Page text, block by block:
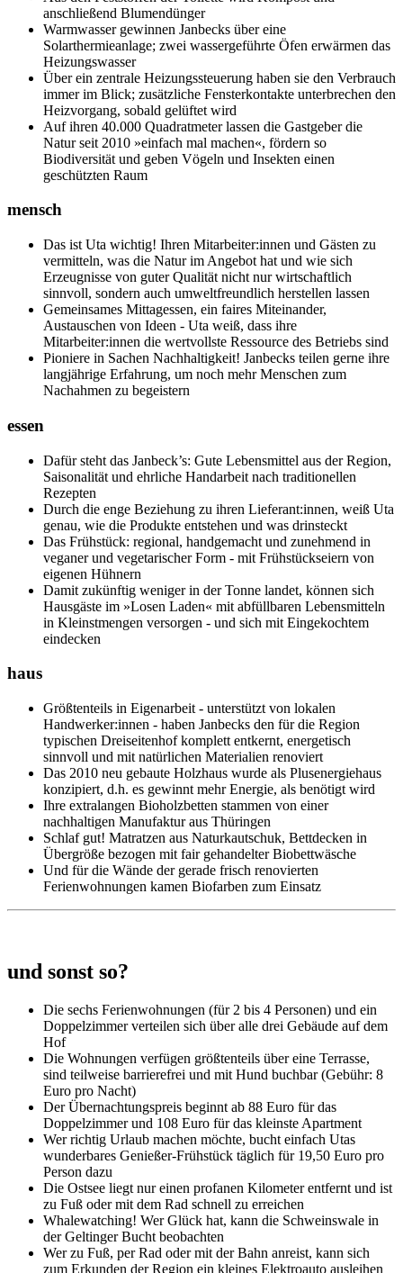
anschließend Blumendünger
Warmwasser gewinnen Janbecks über eine
Solarthermieanlage; zwei wassergeführte Öfen erwärmen das
Heizungswasser
Über ein zentrale Heizungssteuerung haben sie den Verbrauch
immer im Blick; zusätzliche Fensterkontakte unterbrechen den
Heizvorgang, sobald gelüftet wird
Auf ihren 40.000 Quadratmeter lassen die Gastgeber die
Natur seit 2010 »einfach mal machen«, fördern so
Biodiversität und geben Vögeln und Insekten einen
geschützten Raum
mensch
Das ist Uta wichtig! Ihren Mitarbeiter:innen und Gästen zu
vermitteln, was die Natur im Angebot hat und wie sich
Erzeugnisse von guter Qualität nicht nur wirtschaftlich
sinnvoll, sondern auch umweltfreundlich herstellen lassen
Gemeinsames Mittagessen, ein faires Miteinander,
Austauschen von Ideen - Uta weiß, dass ihre
Mitarbeiter:innen die wertvollste Ressource des Betriebs sind
Pioniere in Sachen Nachhaltigkeit! Janbecks teilen gerne ihre
langjährige Erfahrung, um noch mehr Menschen zum
Nachahmen zu begeistern
essen
Dafür steht das Janbeck’s: Gute Lebensmittel aus der Region,
Saisonalität und ehrliche Handarbeit nach traditionellen
Rezepten
Durch die enge Beziehung zu ihren Lieferant:innen, weiß Uta
genau, wie die Produkte entstehen und was drinsteckt
Das Frühstück: regional, handgemacht und zunehmend in
veganer und vegetarischer Form - mit Frühstückseiern von
eigenen Hühnern
Damit zukünftig weniger in der Tonne landet, können sich
Hausgäste im »Losen Laden« mit abfüllbaren Lebensmitteln
in Kleinstmengen versorgen - und sich mit Eingekochtem
eindecken
haus
Größtenteils in Eigenarbeit - unterstützt von lokalen
Handwerker:innen - haben Janbecks den für die Region
typischen Dreiseitenhof komplett entkernt, energetisch
sinnvoll und mit natürlichen Materialien renoviert
Das 2010 neu gebaute Holzhaus wurde als Plusenergiehaus
konzipiert, d.h. es gewinnt mehr Energie, als benötigt wird
Ihre extralangen Bioholzbetten stammen von einer
nachhaltigen Manufaktur aus Thüringen
Schlaf gut! Matratzen aus Naturkautschuk, Bettdecken in
Übergröße bezogen mit fair gehandelter Biobettwäsche
Und für die Wände der gerade frisch renovierten
Ferienwohnungen kamen Biofarben zum Einsatz
und sonst so?
Die sechs Ferienwohnungen (für 2 bis 4 Personen) und ein
Doppelzimmer verteilen sich über alle drei Gebäude auf dem
Hof
Die Wohnungen verfügen größtenteils über eine Terrasse,
sind teilweise barrierefrei und mit Hund buchbar (Gebühr: 8
Euro pro Nacht)
Der Übernachtungspreis beginnt ab 88 Euro für das
Doppelzimmer und 108 Euro für das kleinste Apartment
Wer richtig Urlaub machen möchte, bucht einfach Utas
wunderbares Genießer-Frühstück täglich für 19,50 Euro pro
Person dazu
Die Ostsee liegt nur einen profanen Kilometer entfernt und ist
zu Fuß oder mit dem Rad schnell zu erreichen
Whalewatching! Wer Glück hat, kann die Schweinswale in
der Geltinger Bucht beobachten
Wer zu Fuß, per Rad oder mit der Bahn anreist, kann sich
zum Erkunden der Region ein kleines Elektroauto ausleihen